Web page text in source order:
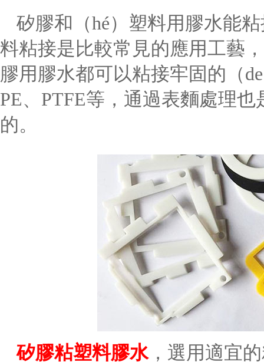
矽膠和（hé）塑料用膠水能
料粘接是比較常見的應用工藝
膠用膠水都可以粘接牢固的（
PE、PTFE等，通過表麵處理
的。
矽膠粘塑料膠水，選用適宜